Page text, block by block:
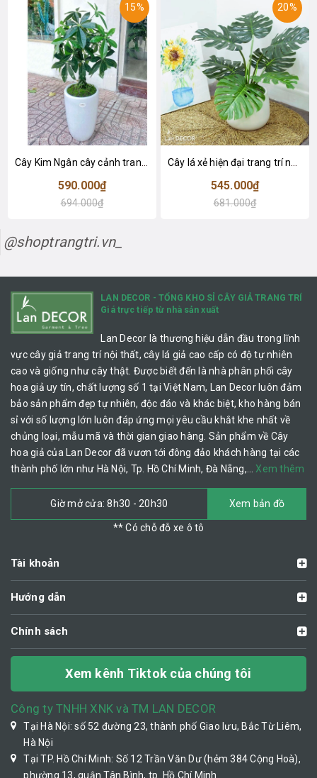
15%
Cây Kim Ngân cây cảnh trang trí nhà đẹp (80cm) - LC1990
590.000₫
694.000₫
20%
Cây lá xẻ hiện đại trang trí nhà (65cm) - LC3022
545.000₫
681.000₫
@shoptrangtri.vn_
LAN DECOR - TỔNG KHO SỈ CÂY GIẢ TRANG TRÍ
Giá trực tiếp từ nhà sản xuất
Lan Decor là thương hiệu dẫn đầu trong lĩnh
vực cây giả trang trí nội thất, cây lá giả cao cấp có độ tự nhiên
cao và giống như cây thật. Được biết đến là nhà phân phối cây
hoa giả uy tín, chất lượng số 1 tại Việt Nam, Lan Decor luôn đảm
bảo sản phẩm đẹp tự nhiên, độc đáo và khác biệt, kho hàng bán
sỉ với số lượng lớn luôn đáp ứng mọi yêu cầu khắt khe nhất về
chủng loại, mẫu mã và thời gian giao hàng. Sản phẩm về Cây
hoa giả của Lan Decor đã vươn tới đông đảo khách hàng tại các
thành phố lớn như Hà Nội, Tp. Hồ Chí Minh, Đà Nẵng,… Xem thêm
Giờ mở cửa: 8h30 - 20h30 Xem bản đồ
** Có chỗ đỗ xe ô tô
Tài khoản
Hướng dẫn
Chính sách
Xem kênh Tiktok của chúng tôi
Công ty TNHH XNK và TM LAN DECOR
Tại Hà Nội: số 52 đường 23, thành phố Giao lưu, Bắc Từ Liêm,
Hà Nội
Tại TP. Hồ Chí Minh: Số 12 Trần Văn Dư (hẻm 384 Cộng Hoà),
phường 13, quận Tân Bình, tp. Hồ Chí Minh